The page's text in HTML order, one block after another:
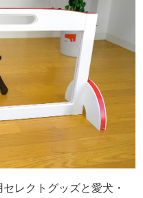
レクトグッズと愛犬・